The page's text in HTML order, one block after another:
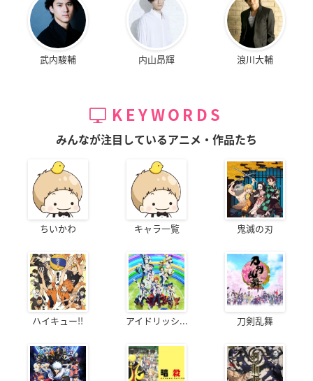
武内駿輔 内山昂輝 浪川大輔
KEYWORDS
みんなが注目しているアニメ・作品たち
ちいかわ キャラ一覧 鬼滅の刃
ハイキュー!! アイドリッシ... 刀剣乱舞